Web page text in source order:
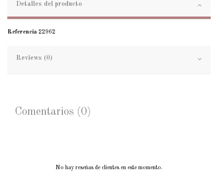
Detalles del producto
Referencia 22962
Reviews (0)
Comentarios (0)
No hay reseñas de clientes en este momento.